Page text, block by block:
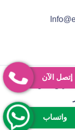
إتصل الآن
واتساب